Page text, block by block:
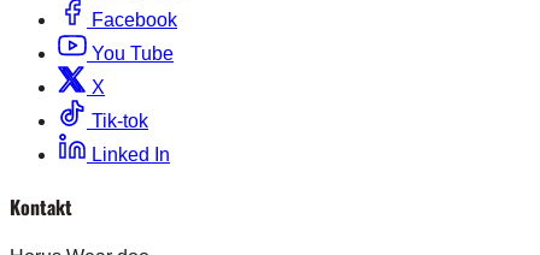
Facebook
You Tube
X
Tik-tok
Linked In
Kontakt